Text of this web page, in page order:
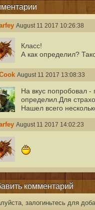
August 11 2017 10:26:38
Класс!
А как определил?
August 11 2017 13:08:33
На вкус попробовал -
определил.Для
Нашел всего
August 11 2017 14:02:23
комментарий
залогиньтесь для